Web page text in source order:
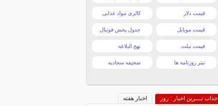
قیمت دلار کالری مواد غذایی
قیمت موبایل جدول پخش فوتبال
قیمت تبلت نهج البلاغه
تیتر روزنامه ها صحیفه سجادیه
جذاب تـــرین اخبار : روز
اخبار هفته